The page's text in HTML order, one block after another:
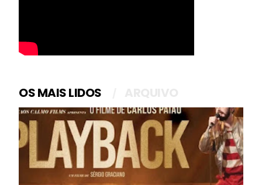
OS MAIS LIDOS